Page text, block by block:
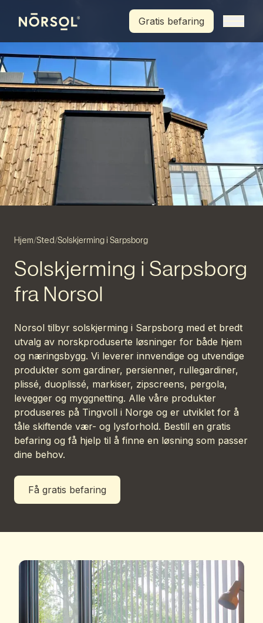
Gratis befaring
Hjem/Sted/Solskjerming i Sarpsborg
Solskjerming i Sarpsborg
fra Norsol
Norsol tilbyr solskjerming i Sarpsborg med et bredt
utvalg av norskproduserte løsninger for både hjem
og næringsbygg. Vi leverer innvendige og utvendige
produkter som gardiner, persienner, rullegardiner,
plissé, duoplissé, markiser, zipscreens, pergola,
levegger og myggnetting. Alle våre produkter
produseres på Tingvoll i Norge og er utviklet for å
tåle skiftende vær- og lysforhold. Bestill en gratis
befaring og få hjelp til å finne en løsning som passer
dine behov.
Få gratis befaring